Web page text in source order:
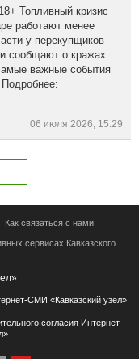
Топливный кризис
работают менее
у перекупщиков
сообщают о кражах
важные события
06 июля 2026, 15:29
Как связаться с нами
сервисах Кавказского
СМИ «Кавказский узел»
согласия Интернет-